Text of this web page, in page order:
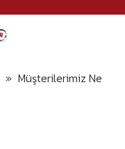
» Müşterilerimiz Ne